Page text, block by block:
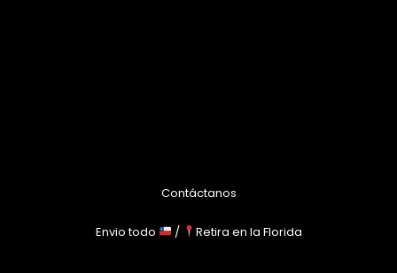
Contáctanos
Envio todo / Retira en la Florida